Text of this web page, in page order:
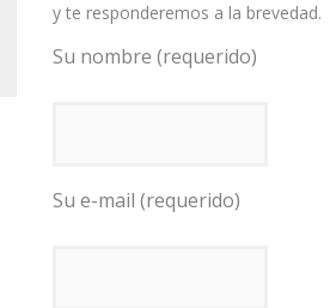
y te responderemos a la brevedad.
Su nombre (requerido)
Su e-mail (requerido)